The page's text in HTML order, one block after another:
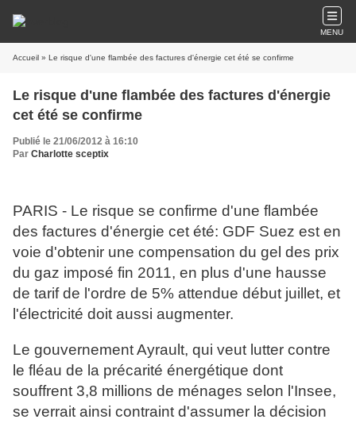
MENU
Accueil » Le risque d'une flambée des factures d'énergie cet été se confirme
Le risque d'une flambée des factures d'énergie
cet été se confirme
Publié le 21/06/2012 à 16:10
Par Charlotte sceptix
PARIS - Le risque se confirme d'une flambée
des factures d'énergie cet été: GDF Suez est en
voie d'obtenir une compensation du gel des prix
du gaz imposé fin 2011, en plus d'une hausse
de tarif de l'ordre de 5% attendue début juillet, et
l'électricité doit aussi augmenter.
Le gouvernement Ayrault, qui veut lutter contre
le fléau de la précarité énergétique dont
souffrent 3,8 millions de ménages selon l'Insee,
se verrait ainsi contraint d'assumer la décision